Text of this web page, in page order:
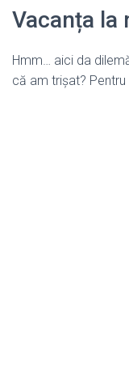
Vacanța la
Hmm… aici da
că am trișat?